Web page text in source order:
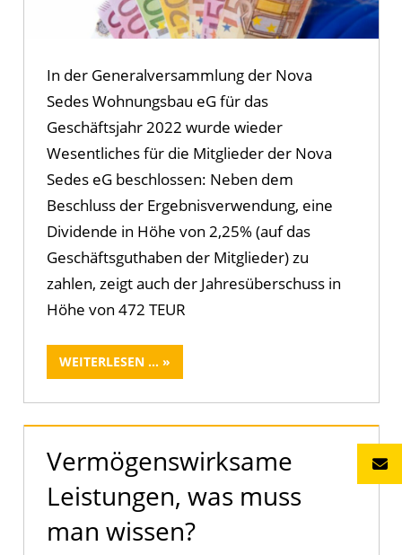
In der Generalversammlung der Nova
Sedes Wohnungsbau eG für das
Geschäftsjahr 2022 wurde wieder
Wesentliches für die Mitglieder der Nova
Sedes eG beschlossen: Neben dem
Beschluss der Ergebnisverwendung, eine
Dividende in Höhe von 2,25% (auf das
Geschäftsguthaben der Mitglieder) zu
zahlen, zeigt auch der Jahresüberschuss in
Höhe von 472 TEUR
WEITERLESEN ...
Vermögenswirksame
Leistungen, was muss
man wissen?